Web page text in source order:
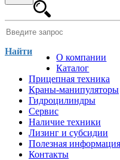
Найти
О компании
Каталог
Прицепная техника
Краны-манипуляторы
Гидроцилиндры
Сервис
Наличие техники
Лизинг и субсидии
Полезная информация
Контакты